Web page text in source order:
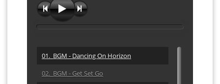
01. BGM - Dancing On Horizon
02. BGM - Get Set Go